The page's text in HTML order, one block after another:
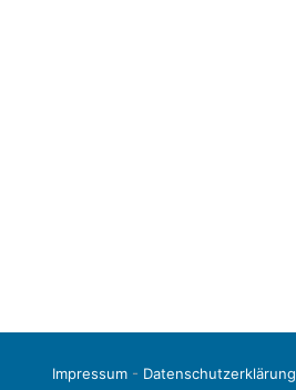
Impressum- Datenschutzerklärung